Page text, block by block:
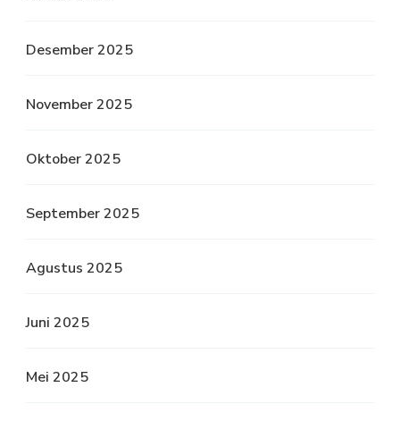
Desember 2025
November 2025
Oktober 2025
September 2025
Agustus 2025
Juni 2025
Mei 2025